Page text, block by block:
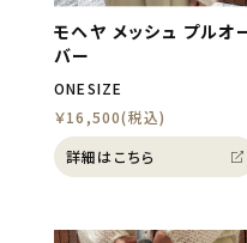
モヘヤ メッシュ プルオ
バー
ONESIZE
￥16,500(税込)
詳細はこちら